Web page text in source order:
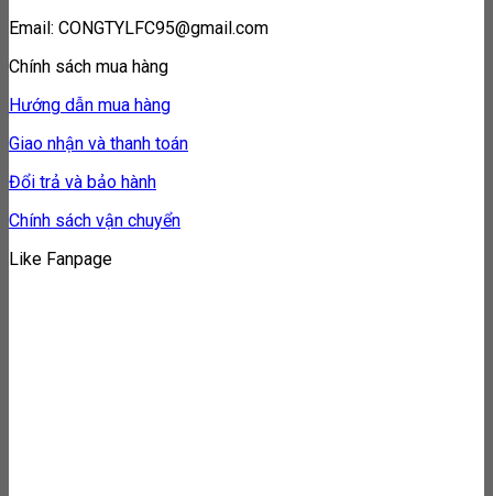
Email: CONGTYLFC95@gmail.com
Chính sách mua hàng
Hướng dẫn mua hàng
Giao nhận và thanh toán
Đổi trả và bảo hành
Chính sách vận chuyển
Like Fanpage